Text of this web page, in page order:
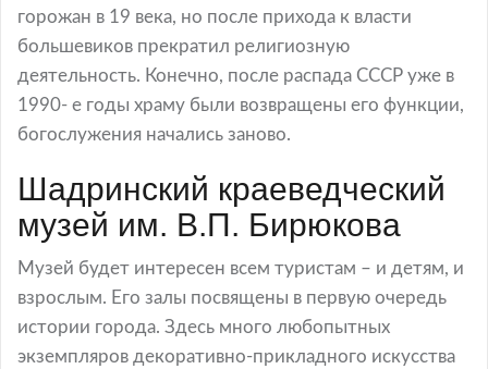
горожан в 19 века, но после прихода к власти
большевиков прекратил религиозную
деятельность. Конечно, после распада СССР уже в
1990- е годы храму были возвращены его функции,
богослужения начались заново.
Шадринский краеведческий
музей им. В.П. Бирюкова
Музей будет интересен всем туристам – и детям, и
взрослым. Его залы посвящены в первую очередь
истории города. Здесь много любопытных
экземпляров декоративно-прикладного искусства